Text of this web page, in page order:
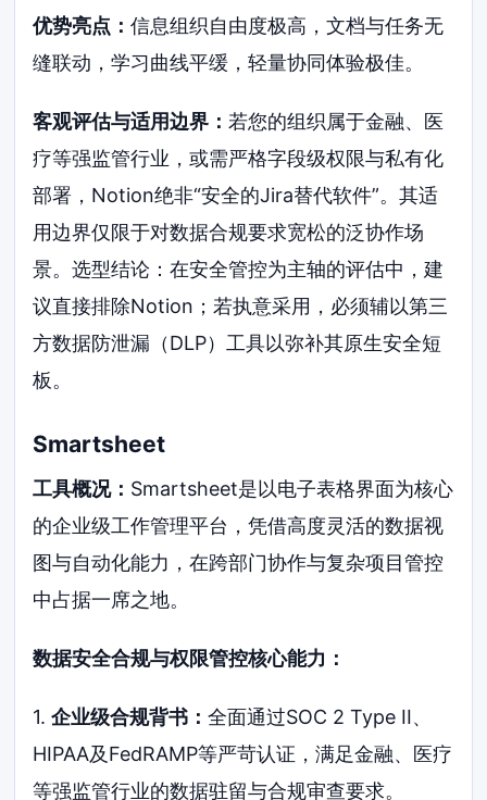
优势亮点：信息组织自由度极高，文档与任务无
缝联动，学习曲线平缓，轻量协同体验极佳。
客观评估与适用边界：若您的组织属于金融、医
疗等强监管行业，或需严格字段级权限与私有化
部署，Notion绝非“安全的Jira替代软件”。其适
用边界仅限于对数据合规要求宽松的泛协作场
景。选型结论：在安全管控为主轴的评估中，建
议直接排除Notion；若执意采用，必须辅以第三
方数据防泄漏（DLP）工具以弥补其原生安全短
板。
Smartsheet
工具概况： Smartsheet是以电子表格界面为核心
的企业级工作管理平台，凭借高度灵活的数据视
图与自动化能力，在跨部门协作与复杂项目管控
中占据一席之地。
数据安全合规与权限管控核心能力：
1.企业级合规背书：全面通过SOC 2 Type II、
HIPAA及FedRAMP等严苛认证，满足金融、医疗
等强监管行业的数据驻留与合规审查要求。